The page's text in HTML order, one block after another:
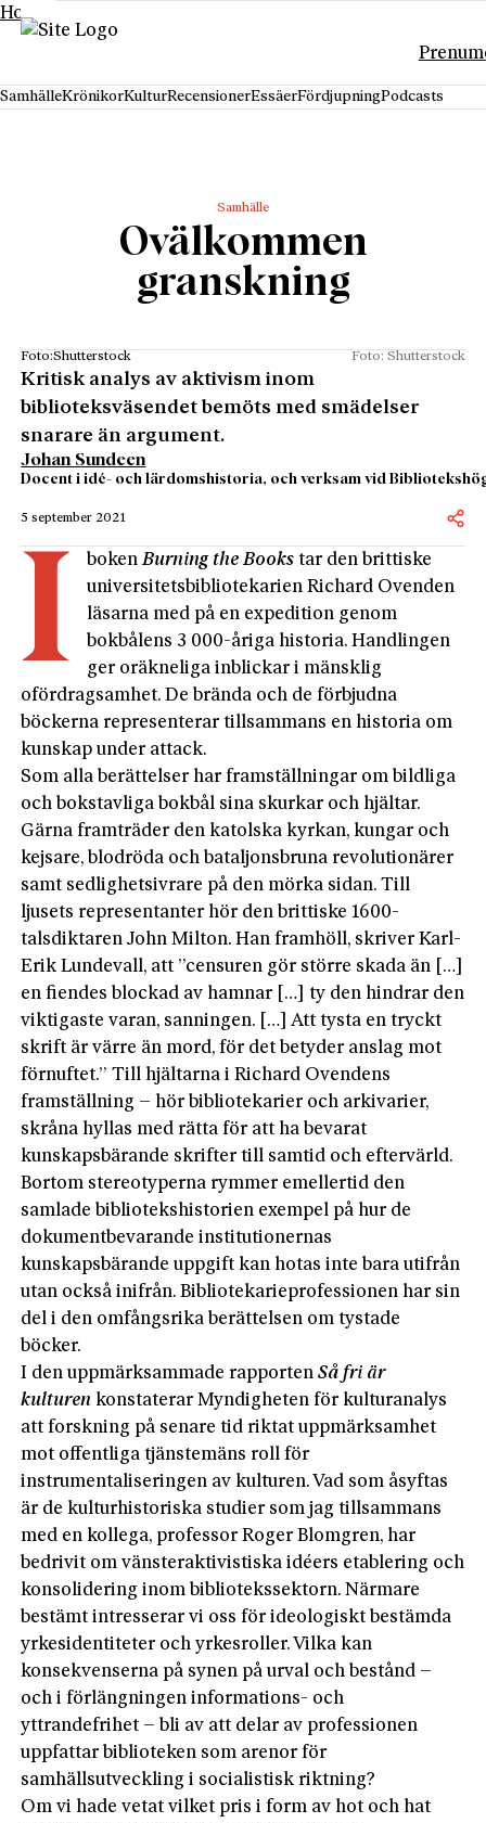
Hoppa till innehåll
SamhälleKrönikorKulturRecensionerEssäerFördjupningPodcasts
Samhälle
Ovälkommen
granskning
Foto:Shutterstock Foto: Shutterstock
Kritisk analys av aktivism inom
biblioteksväsendet bemöts med smädelser
snarare än argument.
Johan Sundeen
Docent i idé- och lärdomshistoria, och verksam vid
5 september 2021
I bokenBurning the Books tar den brittiske
universitetsbibliotekarien Richard Ovenden
läsarna med på en expedition genom
bokbålens 3 000-åriga historia. Handlingen
ger oräkneliga inblickar i mänsklig
ofördragsamhet. De brända och de förbjudna
böckerna representerar tillsammans en historia om
kunskap under attack.
Som alla berättelser har framställningar om bildliga
och bokstavliga bokbål sina skurkar och hjältar.
Gärna framträder den katolska kyrkan, kungar och
kejsare, blodröda och bataljonsbruna revolutionärer
samt sedlighetsivrare på den mörka sidan. Till
ljusets representanter hör den brittiske 1600-
talsdiktaren John Milton. Han framhöll, skriver Karl-
Erik Lundevall, att ”censuren gör större skada än […]
en fiendes blockad av hamnar […] ty den hindrar den
viktigaste varan, sanningen. […] Att tysta en tryckt
skrift är värre än mord, för det betyder anslag mot
förnuftet.” Till hjältarna i Richard Ovendens
framställning – hör bibliotekarier och arkivarier,
skråna hyllas med rätta för att ha bevarat
kunskapsbärande skrifter till samtid och eftervärld.
Bortom stereotyperna rymmer emellertid den
samlade bibliotekshistorien exempel på hur de
dokumentbevarande institutionernas
kunskapsbärande uppgift kan hotas inte bara utifrån
utan också inifrån. Bibliotekarieprofessionen har sin
del i den omfångsrika berättelsen om tystade
böcker.
I den uppmärksammade rapportenSå fri är
kulturen konstaterar Myndigheten för kulturanalys
att forskning på senare tid riktat uppmärksamhet
mot offentliga tjänstemäns roll för
instrumentaliseringen av kulturen. Vad som åsyftas
är de kulturhistoriska studier som jag tillsammans
med en kollega, professor Roger Blomgren, har
bedrivit om vänsteraktivistiska idéers etablering och
konsolidering inom bibliotekssektorn. Närmare
bestämt intresserar vi oss för ideologiskt bestämda
yrkesidentiteter och yrkesroller. Vilka kan
konsekvenserna på synen på urval och bestånd –
och i förlängningen informations- och
yttrandefrihet – bli av att delar av professionen
uppfattar biblioteken som arenor för
samhällsutveckling i socialistisk riktning?
Om vi hade vetat vilket pris i form av hot och hat